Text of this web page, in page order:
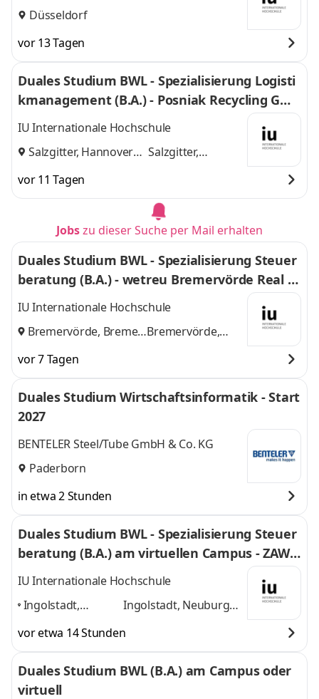
Düsseldorf
vor 13 Tagen
Duales Studium BWL - Spezialisierung Logisti
kmanagement (B.A.) - Posniak Recycling Gmb
H
IU Internationale Hochschule
Salzgitter, Hannover
Salzgitter,
vor 11 Tagen
Jobszu dieser Suche per Mail erhalten
Duales Studium BWL - Spezialisierung Steuer
beratung (B.A.) - wetreu Bremervörde Real Tr
euhand KG Steuerberatungsgesellschaft
IU Internationale Hochschule
Bremervörde, BremenBremervörde,
vor 7 Tagen
Duales Studium Wirtschaftsinformatik - Start
2027
BENTELER Steel/Tube GmbH & Co. KG
Paderborn
in etwa 2 Stunden
Duales Studium BWL - Spezialisierung Steuer
beratung (B.A.) am virtuellen Campus - ZAWI-
Treuhand
IU Internationale Hochschule
Ingolstadt,
Donau, Rain am
Lech, Home-
Office,
Ingolstadt, Neuburg
Lech, Home-Office
1 weitere
vor etwa 14 Stunden
Duales Studium BWL (B.A.) am Campus oder
virtuell